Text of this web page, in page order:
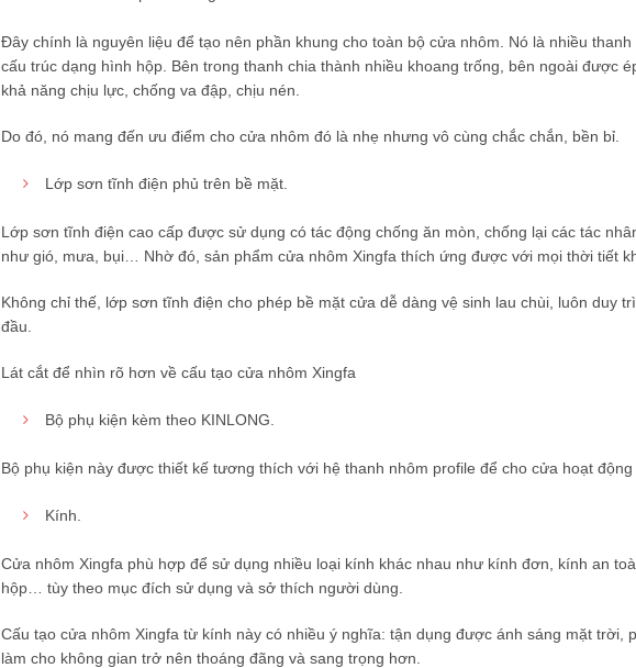
Đây chính là nguyên liệu để tạo nên phần khung cho toàn bộ cửa nhôm. Nó là nhiều
cấu trúc dạng hình hộp. Bên trong thanh chia thành nhiều khoang trống, bên ngoài được
khả năng chịu lực, chống va đập, chịu nén.
Do đó, nó mang đến ưu điểm cho cửa nhôm đó là nhẹ nhưng vô cùng chắc chắn, bền bỉ.
Lớp sơn tĩnh điện phủ trên bề mặt.
Lớp sơn tĩnh điện cao cấp được sử dụng có tác động chống ăn mòn, chống lại các tác
như gió, mưa, bụi… Nhờ đó, sản phẩm cửa nhôm Xingfa thích ứng được với mọi thời tiết
Không chỉ thế, lớp sơn tĩnh điện cho phép bề mặt cửa dễ dàng vệ sinh lau chùi, luôn duy
đầu.
Lát cắt để nhìn rõ hơn về cấu tạo cửa nhôm Xingfa
Bộ phụ kiện kèm theo KINLONG.
Bộ phụ kiện này được thiết kế tương thích với hệ thanh nhôm profile để cho cửa hoạt động
Kính.
Cửa nhôm Xingfa phù hợp để sử dụng nhiều loại kính khác nhau như kính đơn, kính an
hộp… tùy theo mục đích sử dụng và sở thích người dùng.
Cấu tạo cửa nhôm Xingfa từ kính này có nhiều ý nghĩa: tận dụng được ánh sáng mặt trời,
làm cho không gian trở nên thoáng đãng và sang trọng hơn.